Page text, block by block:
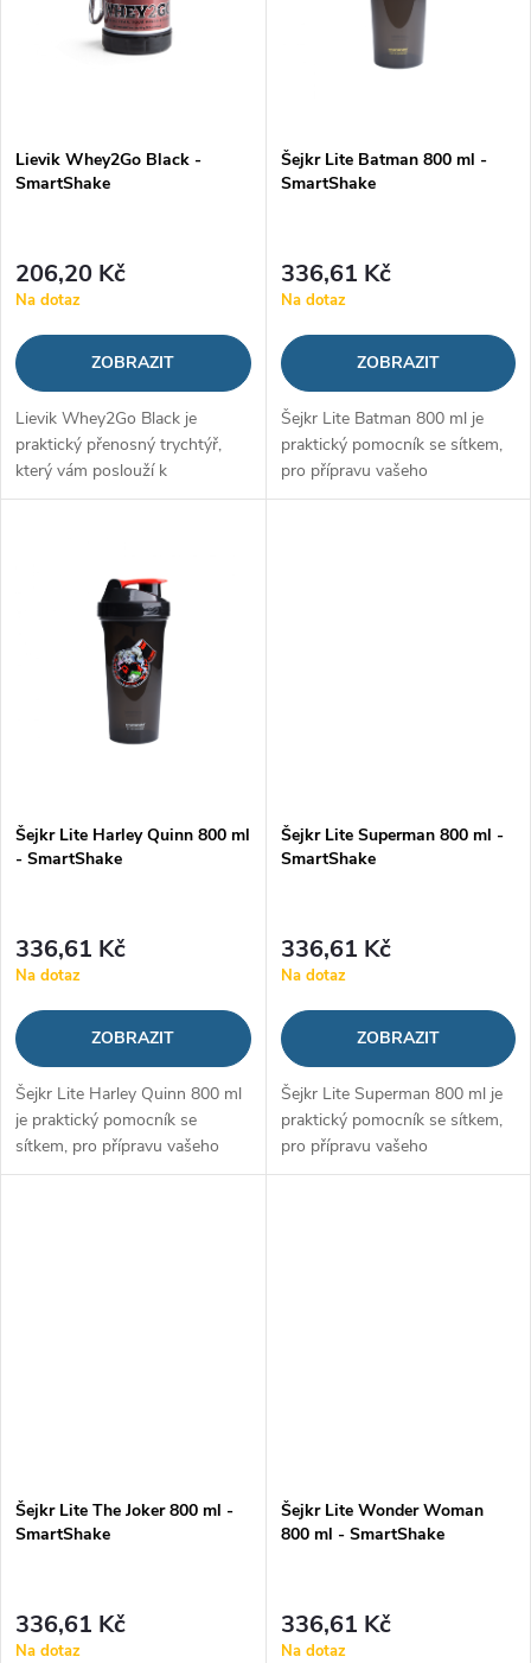
r
d
u
k
t
p
r
o
d
u
k
t
Lievik Whey2Go Black -
SmartShake
206,20 Kč
Na dotaz
ZOBRAZIT
Lievik Whey2Go Black je
praktický přenosný trychtýř,
který vám poslouží k
jednoduchému uskladnění a
z pevného plastu, který...
Šejkr Lite Batman 800 ml -
SmartShake
336,61 Kč
Na dotaz
ZOBRAZIT
Šejkr Lite Batman 800 ml je
praktický pomocník se sítkem,
pro přípravu vašeho
proteinového šejku, gaineru či
Šejkr Lite Harley Quinn 800 ml
- SmartShake
336,61 Kč
Na dotaz
ZOBRAZIT
Šejkr Lite Harley Quinn 800 ml
je praktický pomocník se
sítkem, pro přípravu vašeho
proteinového šejku, gaineru či
Šejkr Lite Superman 800 ml -
SmartShake
336,61 Kč
Na dotaz
ZOBRAZIT
Šejkr Lite Superman 800 ml je
praktický pomocník se sítkem,
pro přípravu vašeho
proteinového šejku, gaineru či
Šejkr Lite The Joker 800 ml -
SmartShake
336,61 Kč
Na dotaz
Šejkr Lite Wonder Woman
800 ml - SmartShake
336,61 Kč
Na dotaz